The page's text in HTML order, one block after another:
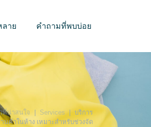
าย คำถามที่พบบ่อย
ที่น่าสนใจ Services| บริการ
นค้าในห้าง เหมาะสำหรับช่วงจัด